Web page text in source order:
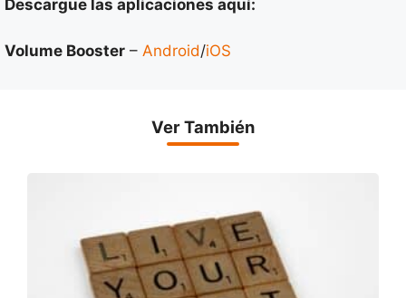
Descargue las aplicaciones aquí:
Volume Booster – Android/iOS
Ver También